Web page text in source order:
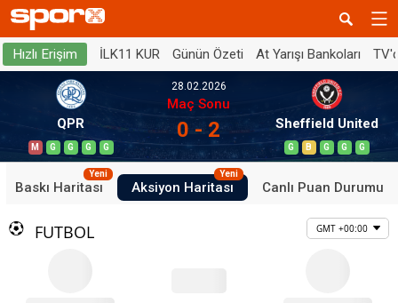
Hızlı Erişim İLK11 KUR Günün Özeti At Yarışı Bankoları
QPR
M G G G G
28.02.2026
Maç Sonu
0 - 2 Sheffield United
G B G G G
Baskı Haritası
Yeni
Aksiyon Haritası
Yeni
Canlı Puan Durumu
FUTBOL GMT +00:00